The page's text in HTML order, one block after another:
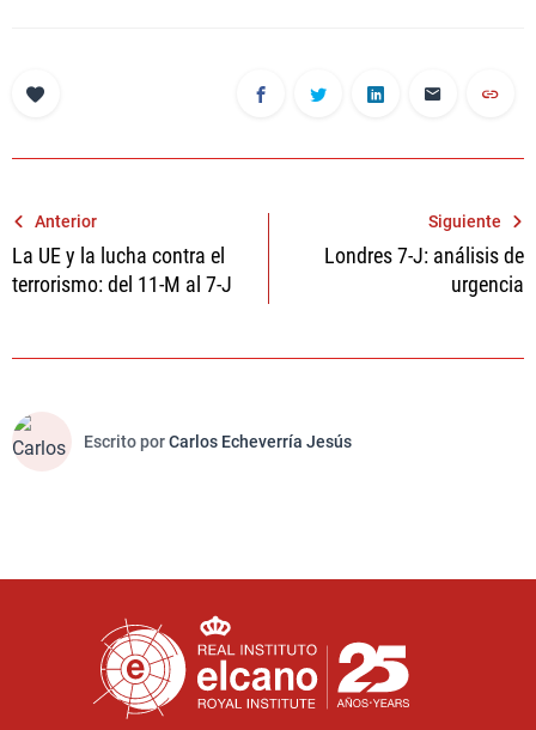
Navegación
de
entradas
Anterior
La UE y la lucha contra el
terrorismo: del 11-M al 7-J
Siguiente
Londres 7-J: análisis de
urgencia
Escrito porCarlos Echeverría Jesús